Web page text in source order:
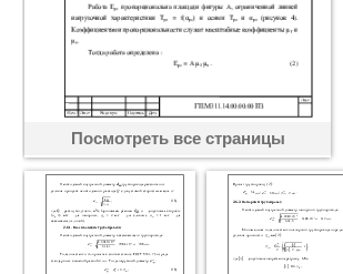
Посмотреть все страницы